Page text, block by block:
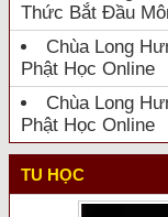
Thức Bắt Đầu
Chùa Long
Phật Học Online
Chùa Long
Phật Học Online
TU HỌC